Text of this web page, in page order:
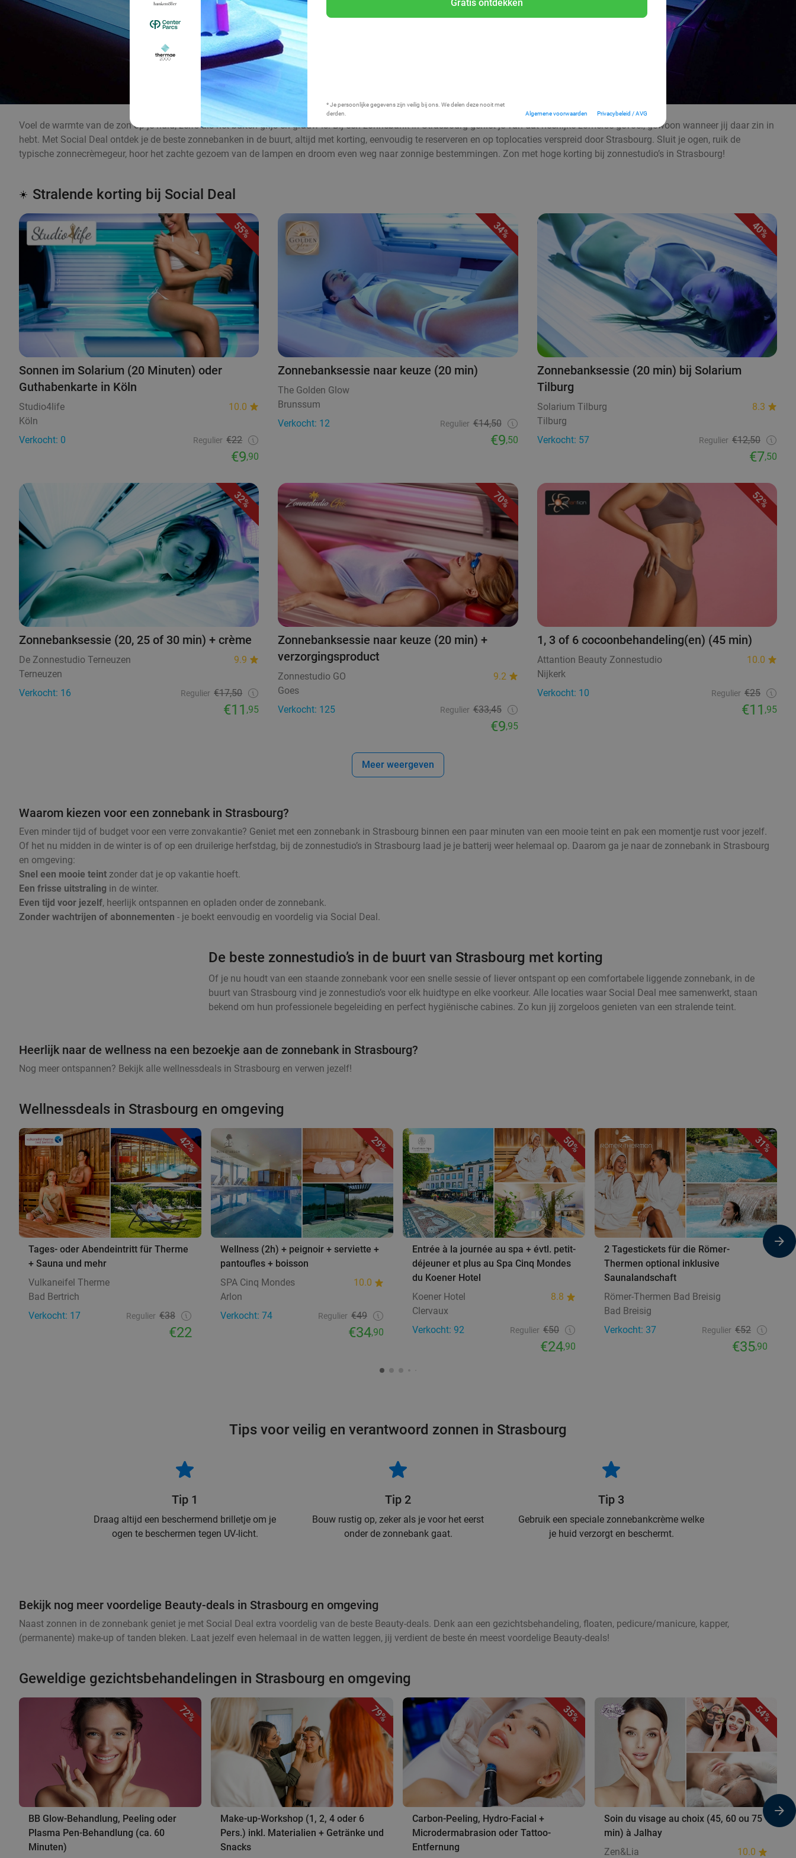
Gratis ontdekken
* Je persoonlijke gegevens zijn veilig bij ons. We delen deze nooit met
derden.
Algemene voorwaarden Privacybeleid / AVG
Voel de warmte van de zon op je huid, zelfs als het buiten grijs en grauw is. Bij een zonnebank in Strasbourg geniet je van dat heerlijke zomerse gevoel, gewoon wanneer jij daar zin in
hebt. Met Social Deal ontdek je de beste zonnebanken in de buurt, altijd met korting, eenvoudig te reserveren en op toplocaties verspreid door Strasbourg. Sluit je ogen, ruik de
typische zonnecrèmegeur, hoor het zachte gezoem van de lampen en droom even weg naar zonnige bestemmingen. Zon met hoge korting bij zonnestudio’s in Strasbourg!
☀️ Stralende korting bij Social Deal
55%
Sonnen im Solarium (20 Minuten) oder
Guthabenkarte in Köln
Studio4life
10.0
Köln
Verkocht: 0
Regulier €22
€9,90
34%
Zonnebanksessie naar keuze (20 min)
The Golden Glow
Brunssum
Verkocht: 12
Regulier €14,50
€9,50
40%
Zonnebanksessie (20 min) bij Solarium
Tilburg
Solarium Tilburg
8.3
Tilburg
Verkocht: 57
Regulier €12,50
€7,50
32%
Zonnebanksessie (20, 25 of 30 min) + crème
De Zonnestudio Terneuzen
9.9
Terneuzen
Verkocht: 16
Regulier €17,50
€11,95
70%
Zonnebanksessie naar keuze (20 min) +
verzorgingsproduct
Zonnestudio GO
9.2
Goes
Verkocht: 125
Regulier €33,45
€9,95
52%
1, 3 of 6 cocoonbehandeling(en) (45 min)
Attantion Beauty Zonnestudio
10.0
Nijkerk
Verkocht: 10
Regulier €25
€11 ,95
Meer weergeven
Waarom kiezen voor een zonnebank in Strasbourg?
Even minder tijd of budget voor een verre zonvakantie? Geniet met een zonnebank in Strasbourg binnen een paar minuten van een mooie teint en pak een momentje rust voor jezelf.
Of het nu midden in de winter is of op een druilerige herfstdag, bij de zonnestudio’s in Strasbourg laad je je batterij weer helemaal op. Daarom ga je naar de zonnebank in Strasbourg
en omgeving:
Snel een mooie teint zonder dat je op vakantie hoeft.
Een frisse uitstraling in de winter.
Even tijd voor jezelf, heerlijk ontspannen en opladen onder de zonnebank.
Zonder wachtrijen of abonnementen - je boekt eenvoudig en voordelig via Social Deal.
De beste zonnestudio’s in de buurt van Strasbourg met korting
Of je nu houdt van een staande zonnebank voor een snelle sessie of liever ontspant op een comfortabele liggende zonnebank, in de
buurt van Strasbourg vind je zonnestudio’s voor elk huidtype en elke voorkeur. Alle locaties waar Social Deal mee samenwerkt, staan
bekend om hun professionele begeleiding en perfect hygiënische cabines. Zo kun jij zorgeloos genieten van een stralende teint.
Heerlijk naar de wellness na een bezoekje aan de zonnebank in Strasbourg?
Nog meer ontspannen? Bekijk alle wellnessdeals in Strasbourg en verwen jezelf!
Wellnessdeals in Strasbourg en omgeving
42%
Tages- oder Abendeintritt für Therme
+ Sauna und mehr
Vulkaneifel Therme
Bad Bertrich
Verkocht: 17
Regulier €38
€22
29%
Wellness (2h) + peignoir + serviette +
pantoufles + boisson
SPA Cinq Mondes
10.0
Arlon
Verkocht: 74
Regulier €49
€34,90
50%
Entrée à la journée au spa + évtl. petit-
déjeuner et plus au Spa Cinq Mondes
du Koener Hotel
Koener Hotel
8.8
Clervaux
Verkocht: 92
Regulier €50
€24,90
31%
2 Tagestickets für die Römer-
Thermen optional inklusive
Saunalandschaft
Römer-Thermen Bad Breisig
Bad Breisig
Verkocht: 37
Regulier €52
€35,90
Tips voor veilig en verantwoord zonnen in Strasbourg
Tip 1
Draag altijd een beschermend brilletje om je
ogen te beschermen tegen UV-licht.
Tip 2
Bouw rustig op, zeker als je voor het eerst
onder de zonnebank gaat.
Tip 3
Gebruik een speciale zonnebankcrème welke
je huid verzorgt en beschermt.
Bekijk nog meer voordelige Beauty-deals in Strasbourg en omgeving
Naast zonnen in de zonnebank geniet je met Social Deal extra voordelig van de beste Beauty-deals. Denk aan een gezichtsbehandeling, floaten, pedicure/manicure, kapper,
(permanente) make-up of tanden bleken. Laat jezelf even helemaal in de watten leggen, jij verdient de beste én meest voordelige Beauty-deals!
Geweldige gezichtsbehandelingen in Strasbourg en omgeving
72%
BB Glow-Behandlung, Peeling oder
Plasma Pen-Behandlung (ca. 60
Minuten)
79%
Make-up-Workshop (1, 2, 4 oder 6
Pers.) inkl. Materialien + Getränke und
Snacks
35%
Carbon-Peeling, Hydro-Facial +
Microdermabrasion oder Tattoo-
Entfernung
54%
Soin du visage au choix (45, 60 ou 75
min) à Jalhay
Zen&Lia
10.0